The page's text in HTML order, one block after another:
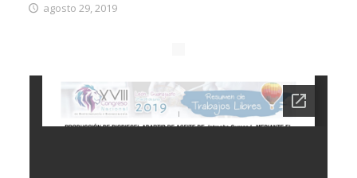
agosto 29, 2019